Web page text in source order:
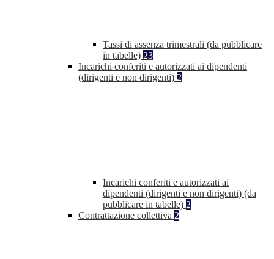
Tassi di assenza trimestrali (da pubblicare
in tabelle) 23
Incarichi conferiti e autorizzati ai dipendenti
(dirigenti e non dirigenti) 2
Incarichi conferiti e autorizzati ai
dipendenti (dirigenti e non dirigenti) (da
pubblicare in tabelle) 2
Contrattazione collettiva 2